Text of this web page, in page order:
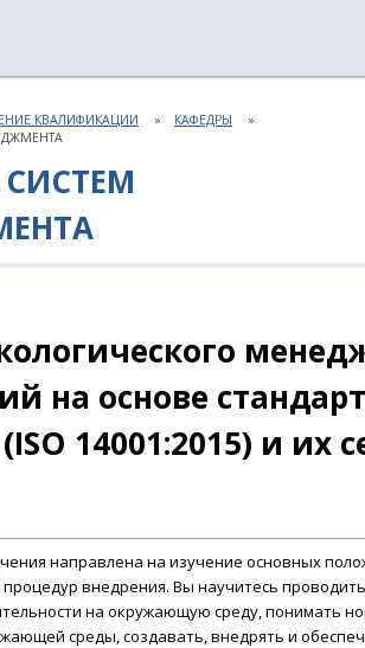
КВАЛИФИКАЦИИ
КАФЕДРЫ
на основе
14001:2015) и их
направлена на изучение основных
процедур внедрения. Вы научитесь
на окружающую среду, понимать
среды, создавать, внедрять и